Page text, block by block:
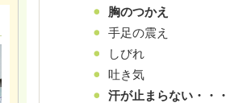
胸のつかえ
手足の震え
しびれ
吐き気
汗が止まらない・・・